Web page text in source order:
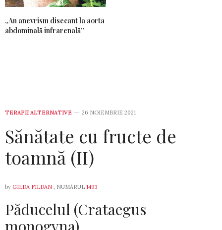
„An anevrism disecant la aorta
abdominală infrarenală”
TERAPII ALTERNATIVE 26 NOIEMBRIE 2021
Sănătate cu fructe de
toamnă (II)
by GILDA FILDAN , NUMĂRUL 1493
Păducelul (Crataegus